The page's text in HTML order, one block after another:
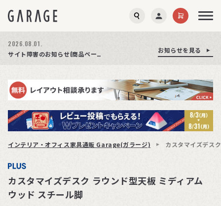
お知らせを見る
商品ページ障害復旧のお知らせ お知らせを見る
2026.08.01.
サイト障害のお知らせ(商品ページが正常に表示されない事象発生)
お知らせを見る
インテリア・オフィス家具通販 Garage(ガラージ) カスタマイズデス
カスタマイズデスク ラウンド型天板 ミディアム
ウッド スチール脚